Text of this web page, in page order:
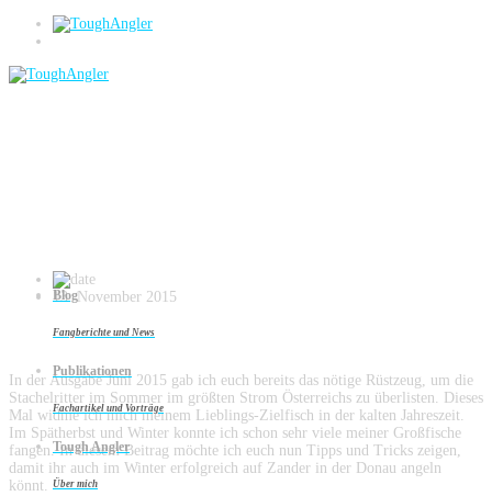
Blog
Fangberichte und News
Publikationen
Fachartikel und Vorträge
Tough Angler
Über mich
13. November 2015
In der Ausgabe Juni 2015 gab ich euch bereits das nötige Rüstzeug, um die
Stachelritter im Sommer im größten Strom Österreichs zu überlisten. Dieses
Mal widme ich mich meinem Lieblings-Zielfisch in der kalten Jahreszeit.
Im Spätherbst und Winter konnte ich schon sehr viele meiner Großfische
fangen. In diesem Beitrag möchte ich euch nun Tipps und Tricks zeigen,
damit ihr auch im Winter erfolgreich auf Zander in der Donau angeln
könnt.